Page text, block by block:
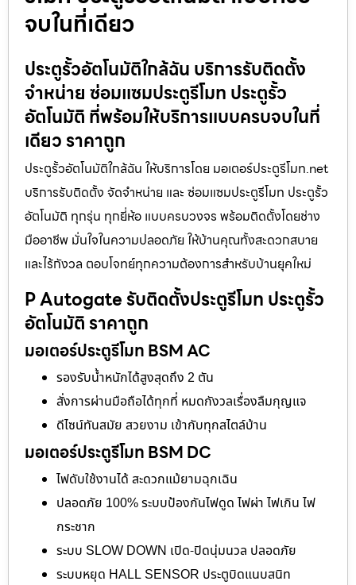
จบในที่เดียว
ประตูรั้วอัตโนมัติใกล้ฉัน บริการรับติดตั้ง
จำหน่าย ซ่อมแซมประตูรีโมท ประตูรั้ว
อัตโนมัติ ที่พร้อมให้บริการแบบครบจบในที่
เดียว ราคาถูก
ประตูรั้วอัตโนมัติใกล้ฉัน ให้บริการโดย มอเตอร์ประตูรีโมท.net
บริการรับติดตั้ง จัดจำหน่าย และ ซ่อมแซมประตูรีโมท ประตูรั้ว
อัตโนมัติ ทุกรุ่น ทุกยี่ห้อ แบบครบวงจร พร้อมติดตั้งโดยช่าง
มืออาชีพ มั่นใจในความปลอดภัย ให้บ้านคุณทั้งสะดวกสบาย
และไร้กังวล ตอบโจทย์ทุกความต้องการสำหรับบ้านยุคใหม่
P Autogate รับติดตั้งประตูรีโมท ประตูรั้ว
อัตโนมัติ ราคาถูก
มอเตอร์ประตูรีโมท BSM AC
รองรับน้ำหนักได้สูงสุดถึง 2 ตัน
สั่งการผ่านมือถือได้ทุกที่ หมดกังวลเรื่องลืมกุญแจ
ดีไซน์ทันสมัย สวยงาม เข้ากับทุกสไตล์บ้าน
มอเตอร์ประตูรีโมท BSM DC
ไฟดับใช้งานได้ สะดวกแม้ยามฉุกเฉิน
ปลอดภัย 100% ระบบป้องกันไฟดูด ไฟผ่า ไฟเกิน ไฟ
กระชาก
ระบบ SLOW DOWN เปิด-ปิดนุ่มนวล ปลอดภัย
ระบบหยุด HALL SENSOR ประตูบิดแนบสนิท